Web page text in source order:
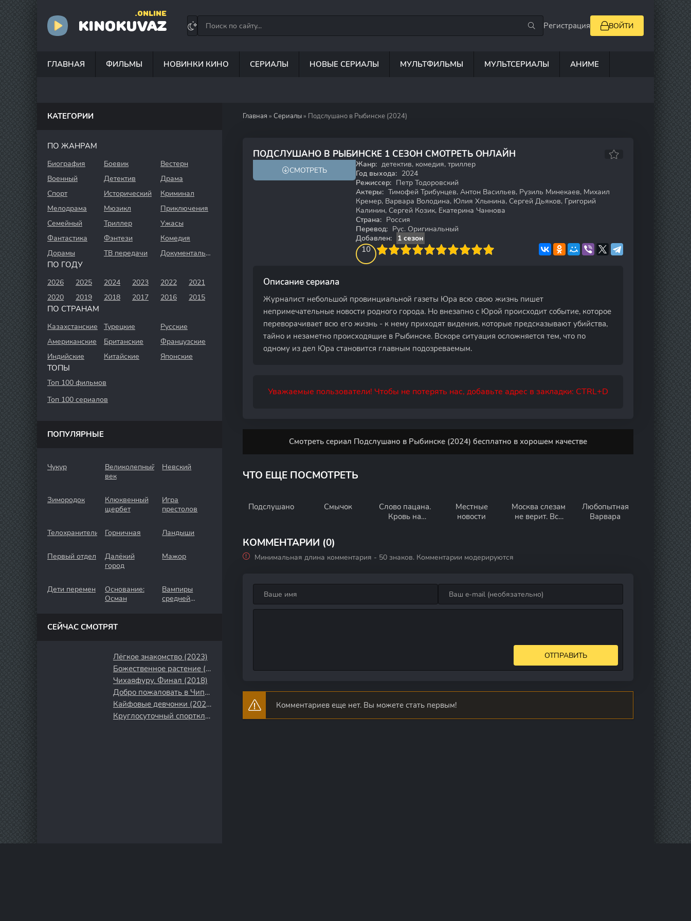
KINOKUVAZ
.ONLINE
Регистрация ВОЙТИ
ГЛАВНАЯ ФИЛЬМЫ НОВИНКИ КИНО СЕРИАЛЫ НОВЫЕ СЕРИАЛЫ МУЛЬТФИЛЬМЫ МУЛЬТСЕРИАЛЫ АНИМЕ
Главная » Сериалы » Подслушано в Рыбинске (2024)
ПОДСЛУШАНО В РЫБИНСКЕ 1 СЕЗОН СМОТРЕТЬ ОНЛАЙН
7.9 7.2
СМОТРЕТЬ
Жанр: детектив, комедия, триллер
Год выхода: 2024
Режиссер: Петр Тодоровский
Актеры: Тимофей Трибунцев, Антон Васильев, Рузиль Минекаев, Михаил
Кремер, Варвара Володина, Юлия Хлынина, Сергей Дьяков, Григорий
Калинин, Сергей Козик, Екатерина Чаннова
Страна: Россия
Перевод: Рус. Оригинальный
Добавлен:
1 сезон
10
4 5 6 7 8 9 10
Описание сериала
Журналист небольшой провинциальной газеты Юра всю свою жизнь пишет
непримечательные новости родного города. Но внезапно с Юрой происходит событие, которое
переворачивает всю его жизнь - к нему приходят видения, которые предсказывают убийства,
тайно и незаметно происходящие в Рыбинске. Вскоре ситуация осложняется тем, что по
одному из дел Юра становится главным подозреваемым.
Уважаемые пользователи! Чтобы не потерять нас, добавьте адрес в закладки: CTRL+D
Смотреть сериал Подслушано в Рыбинске (2024) бесплатно в хорошем качестве
ЧТО ЕЩЕ ПОСМОТРЕТЬ
Подслушано Смычок
Слово пацана.
Кровь на
Местные
новости
Москва слезам
не верит. Всё
Любопытная
Варвара
КОММЕНТАРИИ (0)
Минимальная длина комментария - 50 знаков. Комментарии модерируются
ОТПРАВИТЬ
Комментариев еще нет. Вы можете стать первым!
КАТЕГОРИИ
ПО ЖАНРАМ
Биография Боевик
Вестерн
Военный
Детектив
Драма
Спорт
Исторический
Криминал
Мелодрама
Мюзикл
Приключения
Семейный
Триллер
Ужасы
Фантастика
Фэнтези
Комедия
Дорамы
ТВ передачи Документальный
ПО ГОДУ
2026 2025 2024 2023 2022
2021
2020
2019 2018 2017 2016 2015
ПО СТРАНАМ
Казахстанские Турецкие
Русские
Американские
Британские
Французские
Индийские
Китайские Японские
ТОПЫ
Топ 100 фильмов
Топ 100 сериалов
ПОПУЛЯРНЫЕ
Чукур
Великолепный
век
Невский
Зимородок
Клюквенный
щербет
Игра
престолов
Телохранители Горничная Ландыши
Первый отдел
Далёкий
город
Мажор
Дети перемен
Основание:
Осман
Вампиры
средней
СЕЙЧАС СМОТРЯТ
Лёгкое знакомство (2023)
Божественное растение (2018)
Чихаяфуру. Финал (2018)
Добро пожаловать в Чиппендейлс (2022)
Кайфовые девчонки (2023)
Круглосуточный спортклуб (2025)